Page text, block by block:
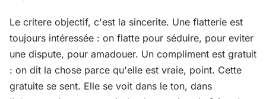
Le critere objectif, c'est la sincerite. Une flatterie est
toujours intéressée : on flatte pour séduire, pour eviter
une dispute, pour amadouer. Un compliment est gratuit
: on dit la chose parce qu'elle est vraie, point. Cette
gratuite se sent. Elle se voit dans le ton, dans